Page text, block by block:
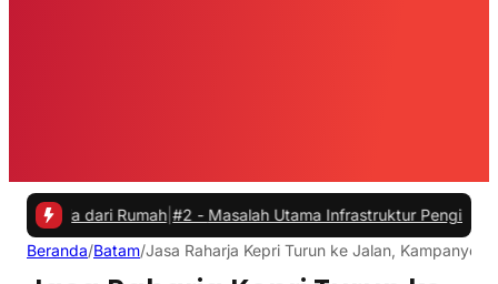
Rumah |#2 -Masalah Utama Infrastruktur Pengisian Daya
Beranda/Batam/Jasa Raharja Kepri Turun ke Jalan, Kampanye